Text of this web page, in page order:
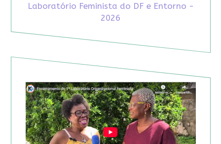
Laboratório Feminista do DF e Entorno -
2026